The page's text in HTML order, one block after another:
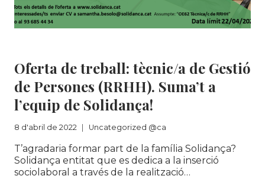
AL
MUNICIPI
Oferta de treball: tècnic/a de Gestió
de Persones (RRHH). Suma’t a
l’equip de Solidança!
8 d'abril de 2022 Uncategorized @ca
T’agradaria formar part de la família Solidança?
Solidança entitat que es dedica a la inserció
sociolaboral a través de la realització…